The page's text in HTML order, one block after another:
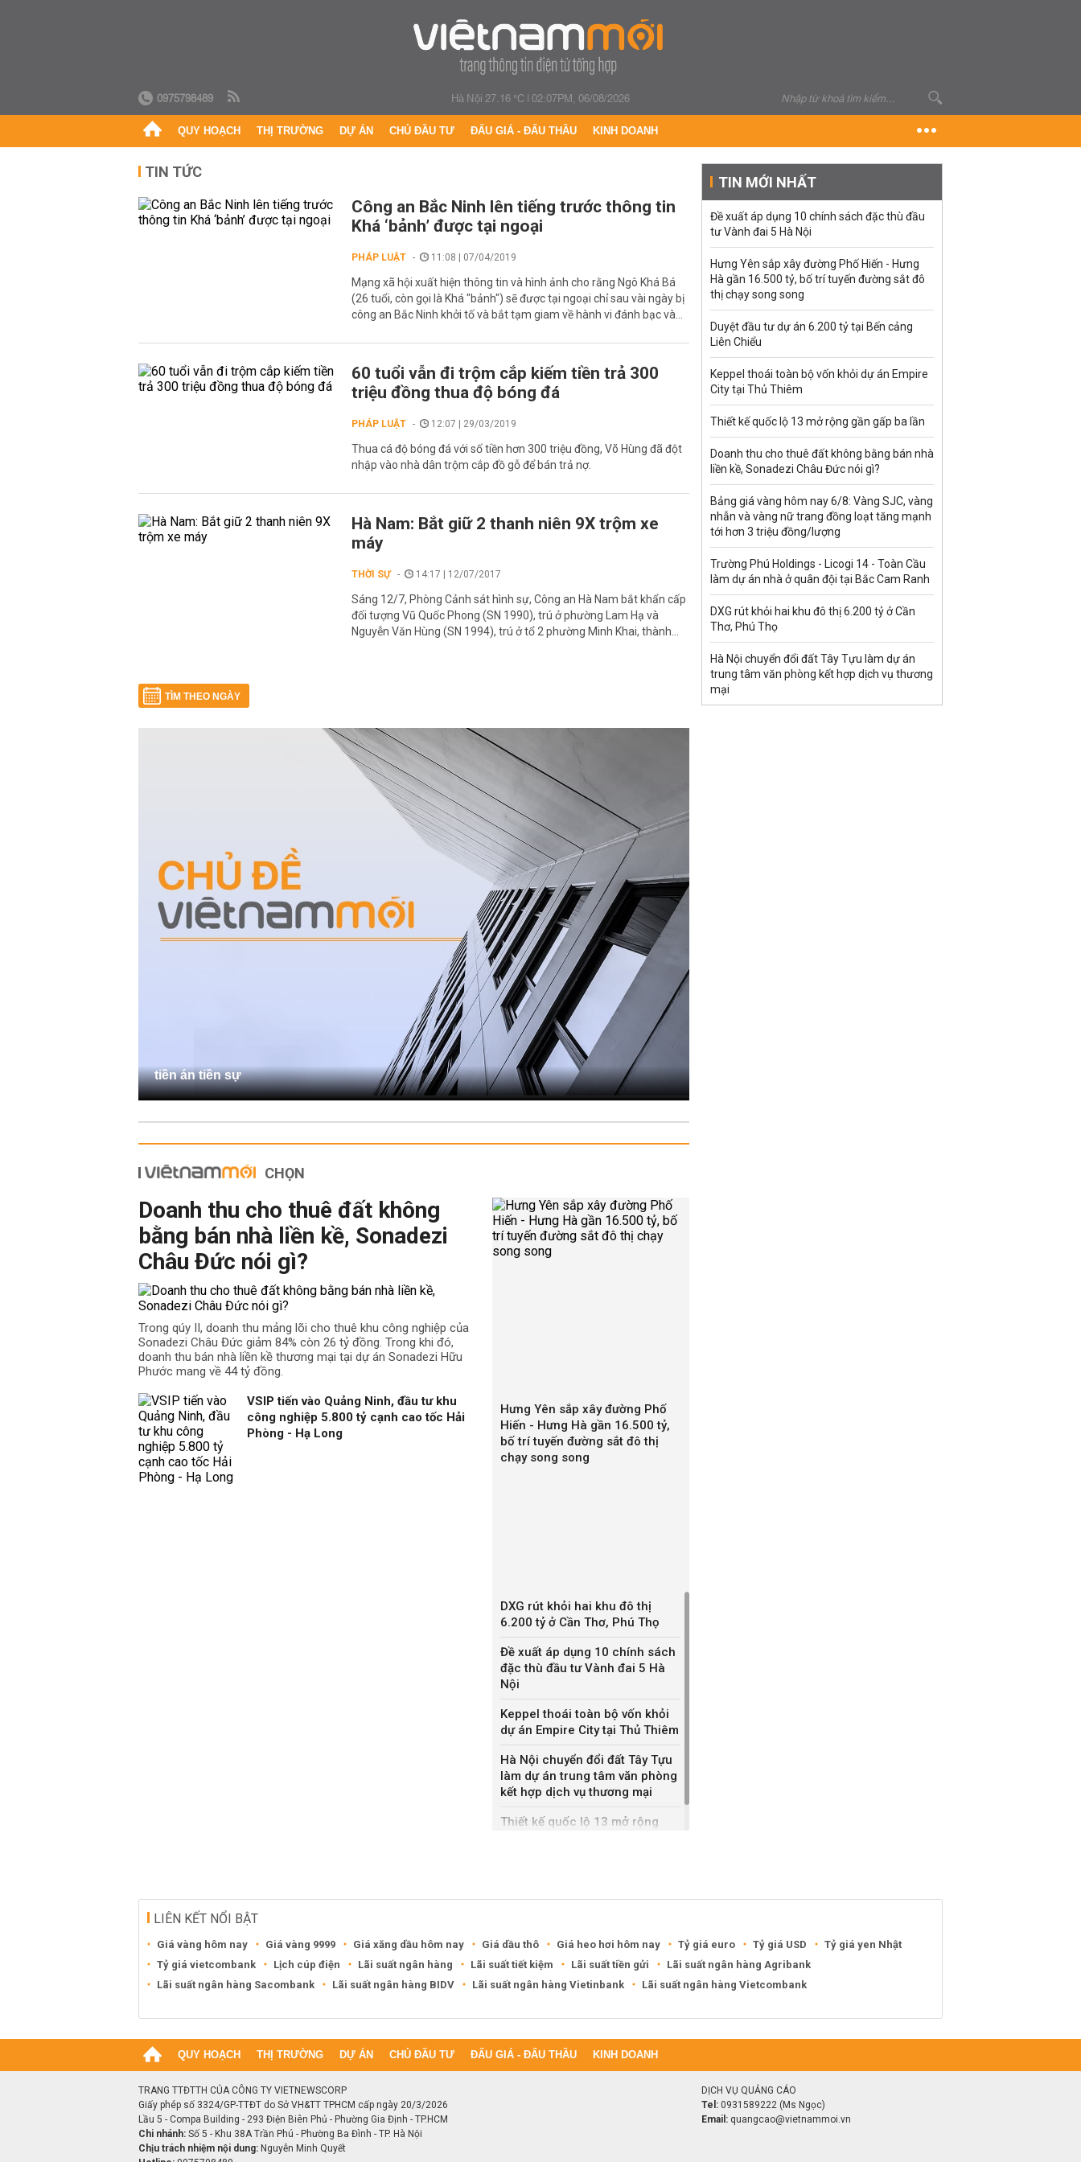
0975798489 Hà Nội 27.16 °C|02:07PM, 06/08/2026
QUY HOẠCH THỊ TRƯỜNG DỰ ÁN CHỦ ĐẦU TƯ ĐẤU GIÁ - ĐẤU THẦU KINH DOANH
TIN TỨC
Công an Bắc Ninh lên tiếng trước thông tin
Khá ‘bảnh’ được tại ngoại
PHÁP LUẬT 11:08 | 07/04/2019
Mạng xã hội xuất hiện thông tin và hình ảnh cho rằng Ngô Khá Bá
(26 tuổi, còn gọi là Khá "bảnh") sẽ được tại ngoại chỉ sau vài ngày bị
công an Bắc Ninh khởi tố và bắt tạm giam về hành vi đánh bạc và...
60 tuổi vẫn đi trộm cắp kiếm tiền trả 300
triệu đồng thua độ bóng đá
PHÁP LUẬT 12:07 | 29/03/2019
Thua cá độ bóng đá với số tiền hơn 300 triệu đồng, Võ Hùng đã đột
nhập vào nhà dân trộm cắp đồ gỗ để bán trả nợ.
Hà Nam: Bắt giữ 2 thanh niên 9X trộm xe
máy
THỜI SỰ 14:17 | 12/07/2017
Sáng 12/7, Phòng Cảnh sát hình sự, Công an Hà Nam bắt khẩn cấp
đối tượng Vũ Quốc Phong (SN 1990), trú ở phường Lam Hạ và
Nguyễn Văn Hùng (SN 1994), trú ở tổ 2 phường Minh Khai, thành...
TÌM THEO NGÀY
tiền án tiền sự
CHỌN
Doanh thu cho thuê đất không
bằng bán nhà liền kề, Sonadezi
Châu Đức nói gì?
Trong qúy II, doanh thu mảng lõi cho thuê khu công nghiệp của
Sonadezi Châu Đức giảm 84% còn 26 tỷ đồng. Trong khi đó,
doanh thu bán nhà liền kề thương mại tại dự án Sonadezi Hữu
Phước mang về 44 tỷ đồng.
VSIP tiến vào Quảng Ninh, đầu tư khu
công nghiệp 5.800 tỷ cạnh cao tốc Hải
Phòng - Hạ Long
Hưng Yên sắp xây đường Phố
Hiến - Hưng Hà gần 16.500 tỷ,
bố trí tuyến đường sắt đô thị
chạy song song
DXG rút khỏi hai khu đô thị
6.200 tỷ ở Cần Thơ, Phú Thọ
Đề xuất áp dụng 10 chính sách
đặc thù đầu tư Vành đai 5 Hà
Nội
Keppel thoái toàn bộ vốn khỏi
dự án Empire City tại Thủ Thiêm
Hà Nội chuyển đổi đất Tây Tựu
làm dự án trung tâm văn phòng
kết hợp dịch vụ thương mại
Thiết kế quốc lộ 13 mở rộng
TIN MỚI NHẤT
Đề xuất áp dụng 10 chính sách đặc thù đầu
tư Vành đai 5 Hà Nội
Hưng Yên sắp xây đường Phố Hiến - Hưng
Hà gần 16.500 tỷ, bố trí tuyến đường sắt đô
thị chạy song song
Duyệt đầu tư dự án 6.200 tỷ tại Bến cảng
Liên Chiểu
Keppel thoái toàn bộ vốn khỏi dự án Empire
City tại Thủ Thiêm
Thiết kế quốc lộ 13 mở rộng gần gấp ba lần
Doanh thu cho thuê đất không bằng bán nhà
liền kề, Sonadezi Châu Đức nói gì?
Bảng giá vàng hôm nay 6/8: Vàng SJC, vàng
nhẫn và vàng nữ trang đồng loạt tăng mạnh
tới hơn 3 triệu đồng/lượng
Trường Phú Holdings - Licogi 14 - Toàn Cầu
làm dự án nhà ở quân đội tại Bắc Cam Ranh
DXG rút khỏi hai khu đô thị 6.200 tỷ ở Cần
Thơ, Phú Thọ
Hà Nội chuyển đổi đất Tây Tựu làm dự án
trung tâm văn phòng kết hợp dịch vụ thương
mại
LIÊN KẾT NỔI BẬT
Giá vàng hôm nay Giá vàng 9999 Giá xăng dầu hôm nay Giá dầu thô Giá heo hơi hôm nay Tỷ giá euro Tỷ giá USD
Tỷ giá yen Nhật
Tỷ giá vietcombank
Lịch cúp điện Lãi suất ngân hàng Lãi suất tiết kiệm Lãi suất tiền gửi
Lãi suất ngân hàng Agribank
Lãi suất ngân hàng Sacombank
Lãi suất ngân hàng BIDV Lãi suất ngân hàng Vietinbank Lãi suất ngân hàng Vietcombank
QUY HOẠCH THỊ TRƯỜNG DỰ ÁN CHỦ ĐẦU TƯ ĐẤU GIÁ - ĐẤU THẦU KINH DOANH
TRANG TTĐTTH CỦA CÔNG TY VIETNEWSCORP
Giấy phép số 3324/GP-TTĐT do Sở VH&TT TPHCM cấp ngày 20/3/2026
Lầu 5 - Compa Building - 293 Điện Biên Phủ - Phường Gia Định - TP.HCM
Chi nhánh: Số 5 - Khu 38A Trần Phú - Phường Ba Đình - TP. Hà Nội
Chịu trách nhiệm nội dung: Nguyễn Minh Quyết
DỊCH VỤ QUẢNG CÁO
Tel: 0931589222 (Ms Ngọc)
Email: quangcao@vietnammoi.vn